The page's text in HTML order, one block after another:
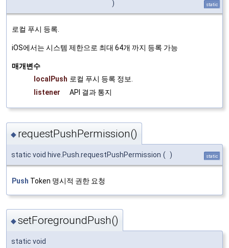
)
static
로컬 푸시 등록.
iOS에서는 시스템 제한으로 최대 64개 까지 등록 가능
매개변수
localPush 로컬 푸시 등록 정보.
listener
API 결과 통지
◆ requestPushPermission()
static void hive.Push.requestPushPermission ( ) static
Push Token 명시적 권한 요청
◆setForegroundPush()
static void